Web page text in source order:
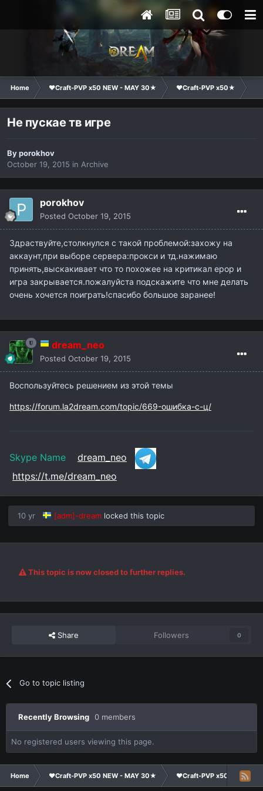
Home ❤Craft-PVP x50 NEW - MAY 30★ ❤Craft-PVP x50★
Не пускае тв игре
Byporokhov
October 19, 2015 in Archive
porokhov
Posted October 19, 2015
Здраствуйте,столкнулся с такой проблемой:захожу на
аккаунт,при выборе сервера:прокси и тд.нажимаю
принять,выскакивает что то похожее на критикал ерор и
игра закрывается.пожалуйста подскажите что мне делать
очень хочется поиграть!спасибо большое заранее!
dream_neo
Posted October 19, 2015
Воспользуйтесь решением из этой темы
https://forum.la2dream.com/topic/669-ошибка-с-ц/
Skype Name dream_neo
https://t.me/dream_neo
10 yr [adm]-dream locked this topic
This topic is now closed to further replies.
Share Followers 0
Go to topic listing
Recently Browsing 0 members
No registered users viewing this page.
Home ❤Craft-PVP x50 NEW - MAY 30★ ❤Craft-PVP x50★